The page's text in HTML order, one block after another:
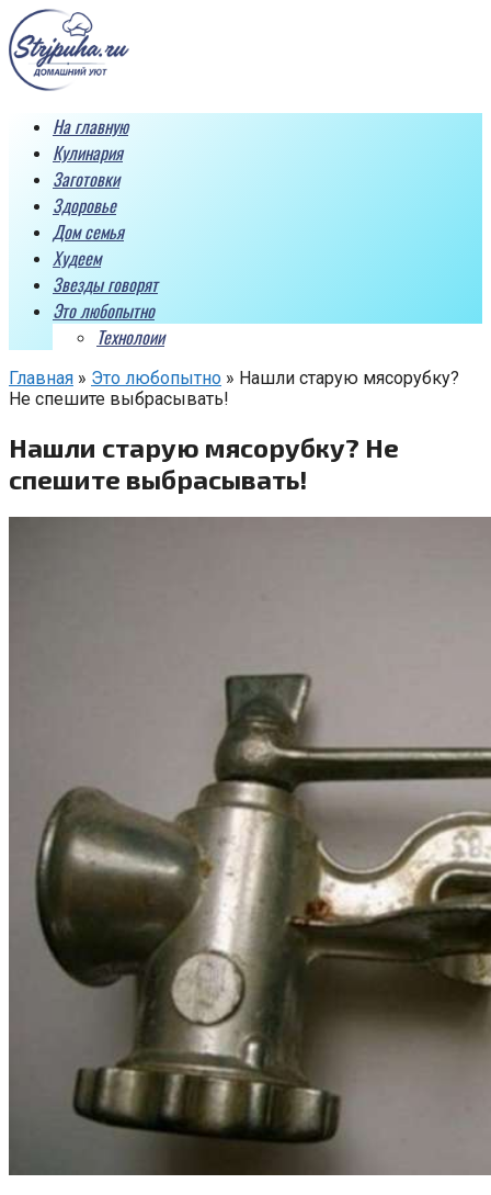
Перейти
к
контенту
На главную
Кулинария
Заготовки
Здоровье
Дом семья
Худеем
Звезды говорят
Это любопытно
Технолоии
Главная » Это любопытно » Нашли старую мясорубку?
Не спешите выбрасывать!
Нашли старую мясорубку? Не
спешите выбрасывать!